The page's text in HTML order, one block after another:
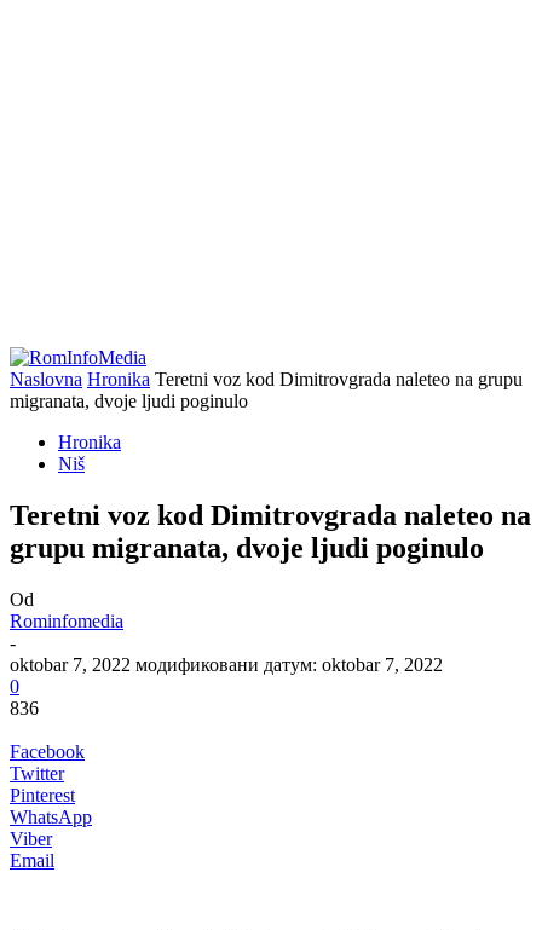
Naslovna Hronika Teretni voz kod Dimitrovgrada naleteo na grupu
migranata, dvoje ljudi poginulo
Hronika
Niš
Teretni voz kod Dimitrovgrada naleteo na
grupu migranata, dvoje ljudi poginulo
Od
Rominfomedia
-
oktobar 7, 2022 модификовани датум: oktobar 7, 2022
0
836
Facebook
Twitter
Pinterest
WhatsApp
Viber
Email